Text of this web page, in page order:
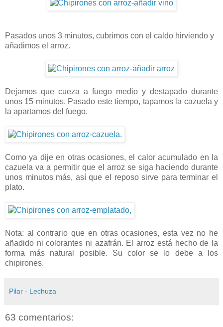
Pasados unos 3 minutos, cubrimos con el caldo hirviendo y
añadimos el arroz.
Dejamos que cueza a fuego medio y destapado durante
unos 15 minutos. Pasado este tiempo, tapamos la cazuela y
la apartamos del fuego.
Como ya dije en otras ocasiones, el calor acumulado en la
cazuela va a permitir que el arroz se siga haciendo durante
unos minutos más, así que el reposo sirve para terminar el
plato.
Nota: al contrario que en otras ocasiones, esta vez no he
añadido ni colorantes ni azafrán. El arroz está hecho de la
forma más natural posible. Su color se lo debe a los
chipirones.
Pilar - Lechuza
63 comentarios: